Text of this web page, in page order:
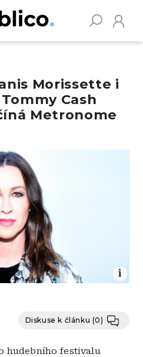
Morissette i
Cash
Metronome
Diskuse k článku (0)
hudebního festivalu